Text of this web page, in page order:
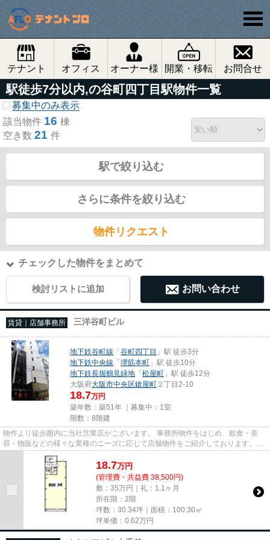
テナント オフィス オーナー様 開業・移転 お問合せ
駅徒歩7分以内,の谷町四丁目駅物件一覧
募集中のみ表示
該当物件 16 棟
空き数 21 件
駅で絞り込む
さらに条件を絞り込む
物件リクエスト
チェックした物件をまとめて
検討リストに追加 お問い合わせ
賃貸｜店舗事務所 三洋谷町ビル
地下鉄谷町線 「谷町四丁目 」駅 徒歩3分
地下鉄中央線 「堺筋本町 」駅 徒歩10分
地下鉄長堀鶴見緑地 「松屋町 」駅 徒歩12分
大阪府大阪市中央区鎗屋町 ２丁目2-10
18.7万円
築年数：築51年 ｜募集中： 1室
階数：8階建
物件より徒歩圏内に当社営業店がございます。 事務所物件をはじめ、飲食・美
容・物販などの様々な業種のニーズに応じて店舗物件をご紹介しております。
尚、弊社ではおとり広告は一切...
18.7万円
(管理費・共益費 38,500円)
敷：35万円｜礼：1.1ヶ月
所在階：2階
坪数：30.34坪｜面積：100.30㎡
坪単価： 0.62万円